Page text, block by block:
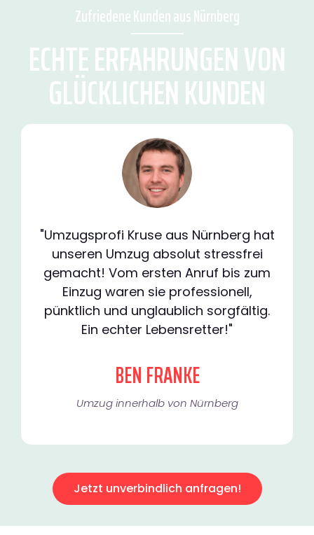
Zufriedene Kunden aus Nürnberg
ECHTE ERFAHRUNGEN VON
GLÜCKLICHEN KUNDEN
"Umzugsprofi Kruse aus Nürnberg hat
unseren Umzug absolut stressfrei
gemacht! Vom ersten Anruf bis zum
Einzug waren sie professionell,
pünktlich und unglaublich sorgfältig.
Ein echter Lebensretter!"
BEN FRANKE
Umzug innerhalb von Nürnberg​
Jetzt unverbindlich anfragen!